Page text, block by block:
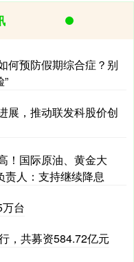
何预防假期综合症？别
展，推动联发科股价创
！国际原油、黄金大
责人：支持继续降息
台
，共募资584.72亿元